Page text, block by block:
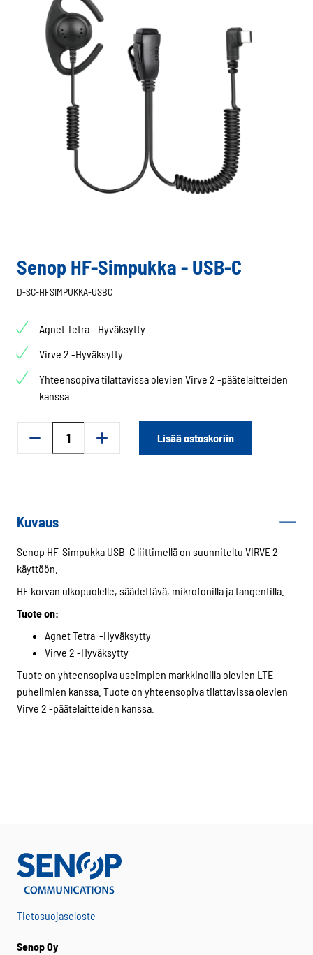
Senop HF-Simpukka - USB-C
D-SC-HFSIMPUKKA-USBC
Agnet Tetra -Hyväksytty
Virve 2 -Hyväksytty
Yhteensopiva tilattavissa olevien Virve 2 -päätelaitteiden
kanssa
USB-
määrä
Lisää ostoskoriin
Kuvaus
Senop HF-Simpukka USB-C liittimellä on suunniteltu VIRVE 2 -
käyttöön.
HF korvan ulkopuolelle, säädettävä, mikrofonilla ja tangentilla.
Tuote on:
Agnet Tetra -Hyväksytty
Virve 2 -Hyväksytty
Tuote on yhteensopiva useimpien markkinoilla olevien LTE-
puhelimien kanssa. Tuote on yhteensopiva tilattavissa olevien
Virve 2 -päätelaitteiden kanssa.
Tietosuojaseloste
Senop Oy